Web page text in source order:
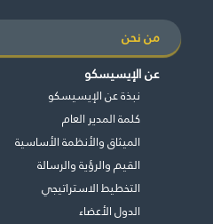
من نحن
عن الإيسيسكو
نبذة عن الإيسيسكو
كلمة المدير العام
الميثاق والأنظمة الأساسية
القيم والرؤية والرسالة
التخطيط الاستراتيجي
الدول الأعضاء